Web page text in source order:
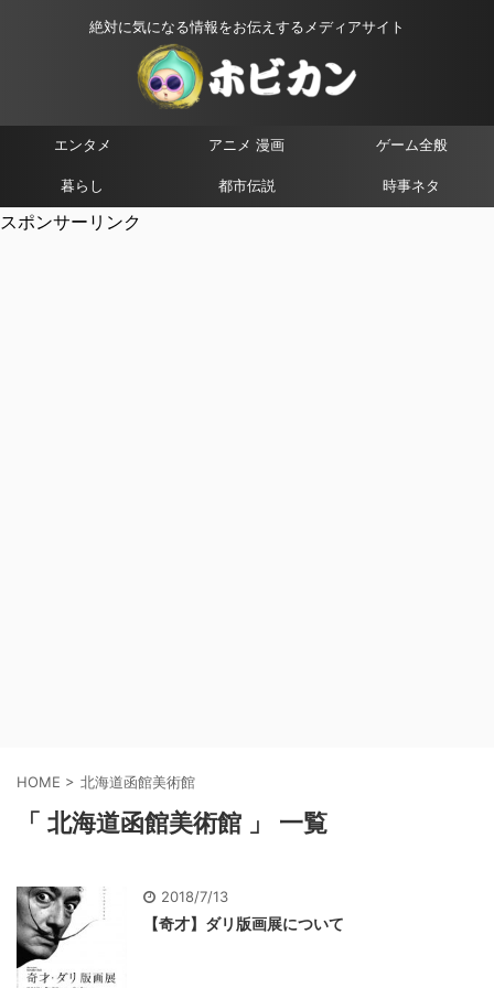
絶対に気になる情報をお伝えするメディアサイト
エンタメ アニメ 漫画 ゲーム全般
暮らし 都市伝説 時事ネタ
スポンサーリンク
HOME > 北海道函館美術館
「 北海道函館美術館 」 一覧
2018/7/13
【奇才】ダリ版画展について